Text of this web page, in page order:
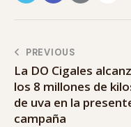
PREVIOUS
La DO Cigales
los 8 millones de
de uva en la
campaña